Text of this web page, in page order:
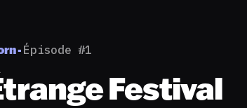
- Épisode #1
Festival